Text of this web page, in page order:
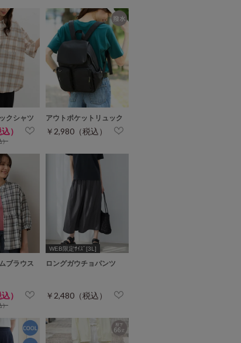
クシャツ
）
）
アウトポケットリュック
￥2,980（税込）
ブラウス
）
）
WEB限定ｻｲｽﾞ[3L]
ロングガウチョパンツ
￥2,480（税込）